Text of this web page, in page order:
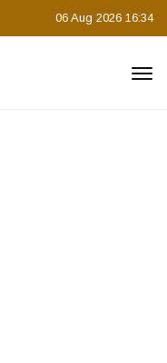
06 Aug 2026 16:34